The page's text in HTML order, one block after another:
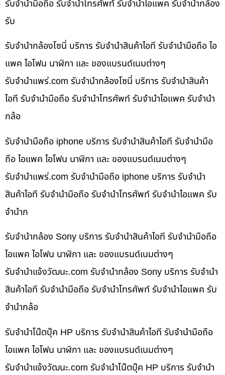
รับจำนำมือถือ รับจำนำโทรศัพท์ รับจำนำไอแพค รับจำนำกล้อง
รับ
รับจำนำกล้องโซนี่ บริการ รับจำนำสินค้าไอที รับจำนำมือถือ ไอ
แพค ไอโฟน นาฬิกา และ ของแบรนด์เนมต่างๆ
รับจํานําแพร่.com รับจำนำกล้องโซนี่ บริการ รับจำนำสินค้า
ไอที รับจำนำมือถือ รับจำนำโทรศัพท์ รับจำนำไอแพค รับจำนำ
กล้อ
รับจำนำมือถือ iphone บริการ รับจำนำสินค้าไอที รับจำนำมือ
ถือ ไอแพค ไอโฟน นาฬิกา และ ของแบรนด์เนมต่างๆ
รับจํานําแพร่.com รับจำนำมือถือ iphone บริการ รับจำนำ
สินค้าไอที รับจำนำมือถือ รับจำนำโทรศัพท์ รับจำนำไอแพค รับ
จำนำก
รับจำนำกล้อง Sony บริการ รับจำนำสินค้าไอที รับจำนำมือถือ
ไอแพค ไอโฟน นาฬิกา และ ของแบรนด์เนมต่างๆ
รับจํานําแจ้งวัฒนะ.com รับจำนำกล้อง Sony บริการ รับจำนำ
สินค้าไอที รับจำนำมือถือ รับจำนำโทรศัพท์ รับจำนำไอแพค รับ
จำนำกล้อ
รับจำนำโน๊ตบุ๊ค HP บริการ รับจำนำสินค้าไอที รับจำนำมือถือ
ไอแพค ไอโฟน นาฬิกา และ ของแบรนด์เนมต่างๆ
รับจํานําแจ้งวัฒนะ.com รับจำนำโน๊ตบุ๊ค HP บริการ รับจำนำ